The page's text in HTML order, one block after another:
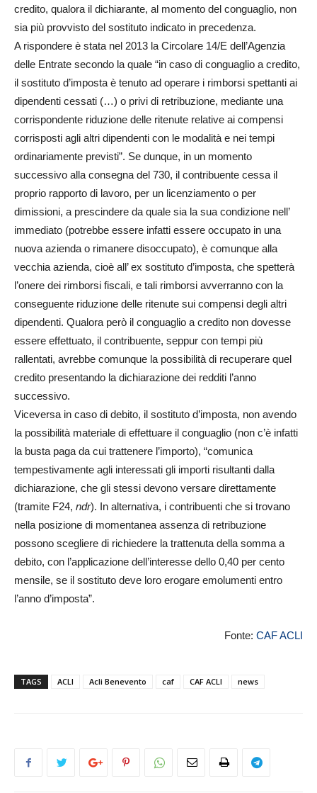
credito, qualora il dichiarante, al momento del conguaglio, non
sia più provvisto del sostituto indicato in precedenza.
A rispondere è stata nel 2013 la Circolare 14/E dell’Agenzia
delle Entrate secondo la quale “in caso di conguaglio a credito,
il sostituto d’imposta è tenuto ad operare i rimborsi spettanti ai
dipendenti cessati (…) o privi di retribuzione, mediante una
corrispondente riduzione delle ritenute relative ai compensi
corrisposti agli altri dipendenti con le modalità e nei tempi
ordinariamente previsti”. Se dunque, in un momento
successivo alla consegna del 730, il contribuente cessa il
proprio rapporto di lavoro, per un licenziamento o per
dimissioni, a prescindere da quale sia la sua condizione nell’
immediato (potrebbe essere infatti essere occupato in una
nuova azienda o rimanere disoccupato), è comunque alla
vecchia azienda, cioè all’ ex sostituto d’imposta, che spetterà
l’onere dei rimborsi fiscali, e tali rimborsi avverranno con la
conseguente riduzione delle ritenute sui compensi degli altri
dipendenti. Qualora però il conguaglio a credito non dovesse
essere effettuato, il contribuente, seppur con tempi più
rallentati, avrebbe comunque la possibilità di recuperare quel
credito presentando la dichiarazione dei redditi l’anno
successivo.
Viceversa in caso di debito, il sostituto d’imposta, non avendo
la possibilità materiale di effettuare il conguaglio (non c’è infatti
la busta paga da cui trattenere l’importo), “comunica
tempestivamente agli interessati gli importi risultanti dalla
dichiarazione, che gli stessi devono versare direttamente
(tramite F24, ndr). In alternativa, i contribuenti che si trovano
nella posizione di momentanea assenza di retribuzione
possono scegliere di richiedere la trattenuta della somma a
debito, con l’applicazione dell’interesse dello 0,40 per cento
mensile, se il sostituto deve loro erogare emolumenti entro
l’anno d’imposta”.
Fonte: CAF ACLI
TAGS ACLI Acli Benevento caf CAF ACLI news